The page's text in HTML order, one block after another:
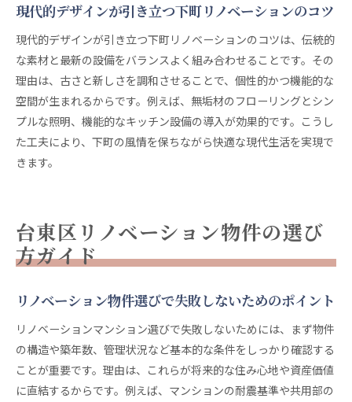
現代的デザインが引き立つ下町リノベーションのコツ
現代的デザインが引き立つ下町リノベーションのコツは、伝統的
な素材と最新の設備をバランスよく組み合わせることです。その
理由は、古さと新しさを調和させることで、個性的かつ機能的な
空間が生まれるからです。例えば、無垢材のフローリングとシン
プルな照明、機能的なキッチン設備の導入が効果的です。こうし
た工夫により、下町の風情を保ちながら快適な現代生活を実現で
きます。
台東区リノベーション物件の選び
方ガイド
リノベーション物件選びで失敗しないためのポイント
リノベーションマンション選びで失敗しないためには、まず物件
の構造や築年数、管理状況など基本的な条件をしっかり確認する
ことが重要です。理由は、これらが将来的な住み心地や資産価値
に直結するからです。例えば、マンションの耐震基準や共用部の